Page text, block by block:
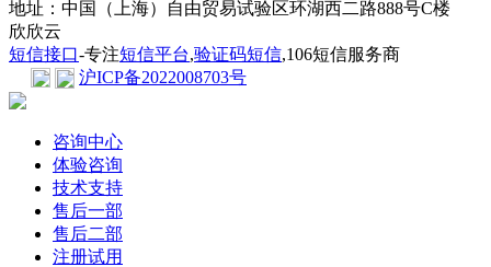
地址：中国（上海）自由贸易试验区环湖西二路888号C楼
欣欣云
短信接口-专注短信平台,验证码短信,106短信服务商
沪ICP备2022008703号
咨询中心
体验咨询
技术支持
售后一部
售后二部
注册试用